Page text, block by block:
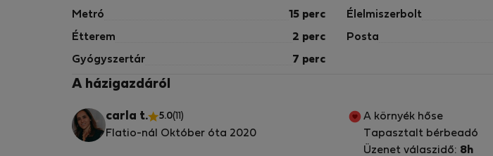
Metró 15 perc Élelmiszerbolt
Étterem 2 perc Posta
Gyógyszertár 7 perc
A házigazdáról
carla t. 5.0(11)
Flatio-nál Október óta 2020
A környék hőse
Tapasztalt bérbeadó
Üzenet válaszidő: 8h